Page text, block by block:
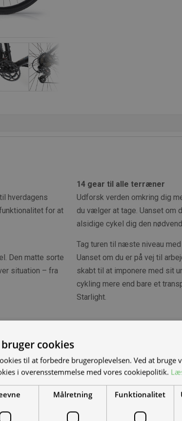
hverdagens
for at
Den matte sorte
situation – fra
14 gear til alle terræner
Udforsk verden omkring dig
du vælger at tage. Uanset om
alsidige cykel dig den
Tag turen til næste niveau
Uanset om du er på vej til
skabt til at imponere med sit
cykling mere end bare et
Starlight.
Kan vi
Vi bygger vognene
dine behov. Udfyld
muligheder, priser mm.
cookies
til at forbedre brugeroplevelsen. Ved at bruge
i overensstemmelse med vores cookiepolitik.
Målretning Funktionalitet